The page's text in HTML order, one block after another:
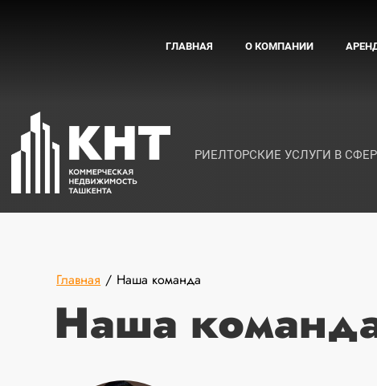
ГЛАВНАЯ О КОМПАНИИ
РИЕЛТОРСКИЕ УСЛУГИ В
Главная / Наша команда
Наша